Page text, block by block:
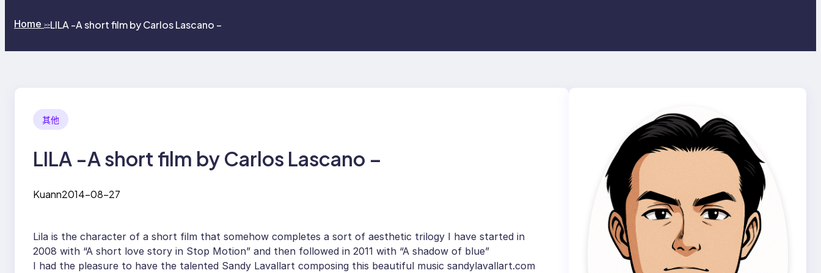
Home >>LILA -A short film by Carlos Lascano –
其他
LILA -A short film by Carlos Lascano –
Kuann2014-08-27
Lila is the character of a short film that somehow completes a sort of aesthetic trilogy I have started in
2008 with “A short love story in Stop Motion” and then followed in 2011 with “A shadow of blue”
I had the pleasure to have the talented Sandy Lavallart composing this beautiful music sandylavallart.com